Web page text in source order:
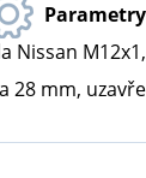
Parametry
Nissan
28 mm,